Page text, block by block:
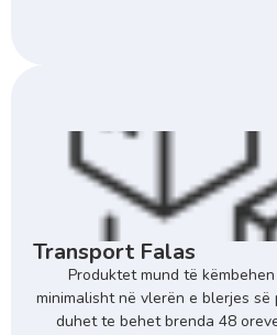
Transport Falas
Produktet mund të
minimalisht në vlerën e blerjes së
duhet te behet brenda 48